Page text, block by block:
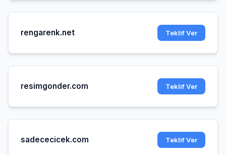
rengarenk.net Teklif Ver
resimgonder.com Teklif Ver
sadececicek.com Teklif Ver